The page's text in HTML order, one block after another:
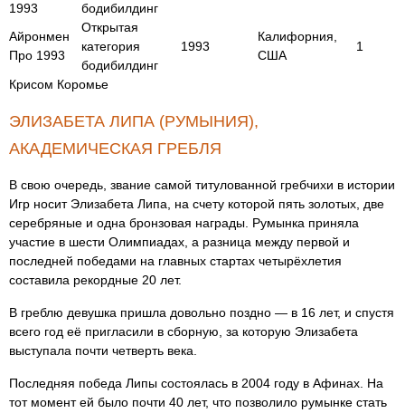
1993
бодибилдинг
Айронмен
Про 1993
Открытая
категория
бодибилдинг
1993
Калифорния,
США
1
Крисом Коромье
ЭЛИЗАБЕТА ЛИПА (РУМЫНИЯ),
АКАДЕМИЧЕСКАЯ ГРЕБЛЯ
В свою очередь, звание самой титулованной гребчихи в истории
Игр носит Элизабета Липа, на счету которой пять золотых, две
серебряные и одна бронзовая награды. Румынка приняла
участие в шести Олимпиадах, а разница между первой и
последней победами на главных стартах четырёхлетия
составила рекордные 20 лет.
В греблю девушка пришла довольно поздно — в 16 лет, и спустя
всего год её пригласили в сборную, за которую Элизабета
выступала почти четверть века.
Последняя победа Липы состоялась в 2004 году в Афинах. На
тот момент ей было почти 40 лет, что позволило румынке стать